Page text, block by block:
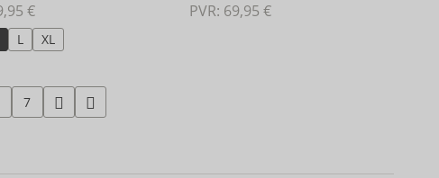
€
L XL
PVR: 69,95 €
7